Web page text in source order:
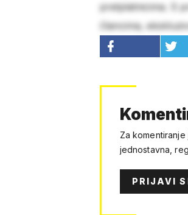
pretplatnicima. S
člancima,
Za
jednostavna,
PRIJAVI